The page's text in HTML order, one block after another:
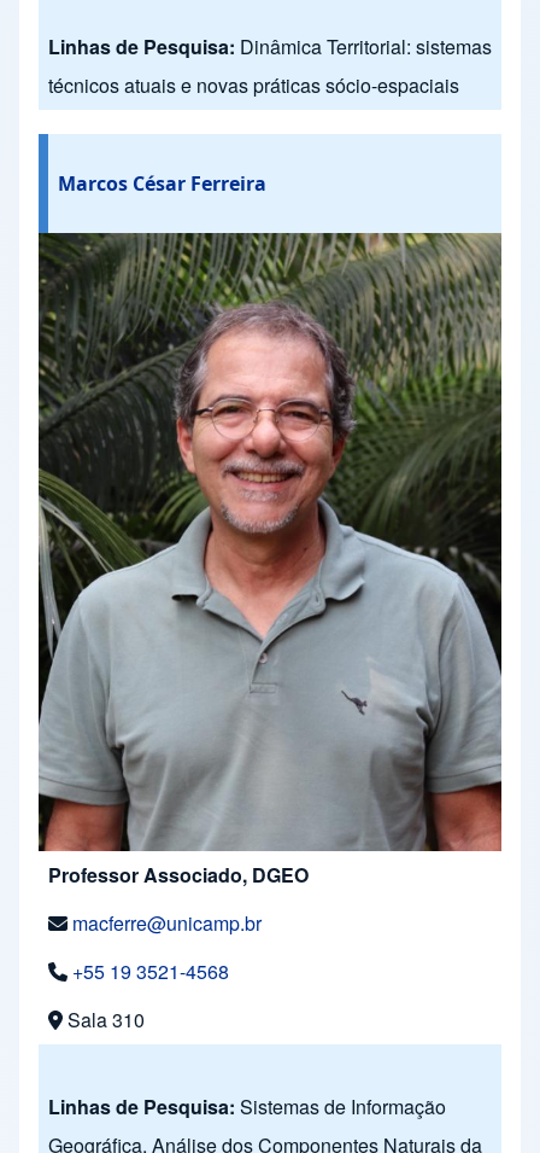
Linhas de Pesquisa: Dinâmica Territorial: sistemas
técnicos atuais e novas práticas sócio-espaciais
Marcos César Ferreira
Professor Associado, DGEO
macferre@unicamp.br
+55 19 3521-4568
Sala 310
Linhas de Pesquisa: Sistemas de Informação
Geográfica, Análise dos Componentes Naturais da